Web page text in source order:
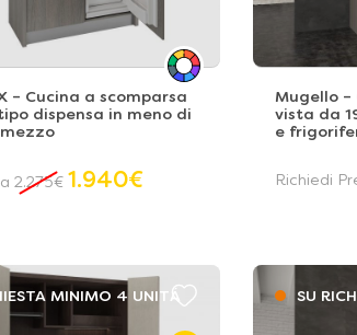
– Cucina a scomparsa
dispensa in meno di
2.275€ 1.940€
Mugello –
vista da
e
Richiedi
MINIMO 4 UNITÁ SU